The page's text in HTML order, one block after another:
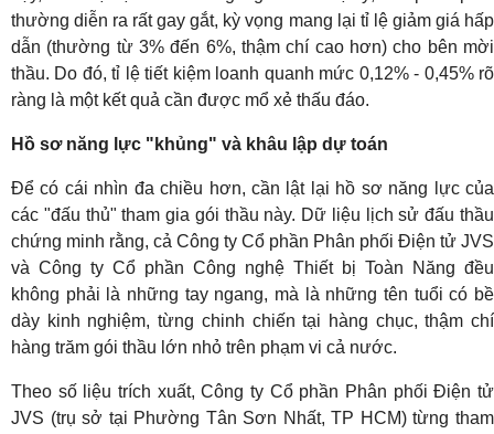
thường diễn ra rất gay gắt, kỳ vọng mang lại tỉ lệ giảm giá hấp
dẫn (thường từ 3% đến 6%, thậm chí cao hơn) cho bên mời
thầu. Do đó, tỉ lệ tiết kiệm loanh quanh mức 0,12% - 0,45% rõ
ràng là một kết quả cần được mổ xẻ thấu đáo.
Hồ sơ năng lực "khủng" và khâu lập dự toán
Để có cái nhìn đa chiều hơn, cần lật lại hồ sơ năng lực của
các "đấu thủ" tham gia gói thầu này. Dữ liệu lịch sử đấu thầu
chứng minh rằng, cả Công ty Cổ phần Phân phối Điện tử JVS
và Công ty Cổ phần Công nghệ Thiết bị Toàn Năng đều
không phải là những tay ngang, mà là những tên tuổi có bề
dày kinh nghiệm, từng chinh chiến tại hàng chục, thậm chí
hàng trăm gói thầu lớn nhỏ trên phạm vi cả nước.
Theo số liệu trích xuất, Công ty Cổ phần Phân phối Điện tử
JVS (trụ sở tại Phường Tân Sơn Nhất, TP HCM) từng tham